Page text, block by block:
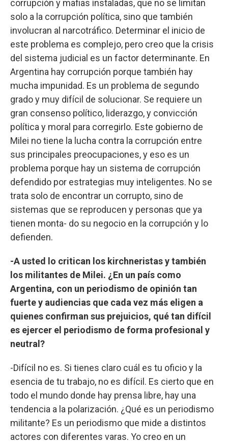
corrupción y mafias instaladas, que no se limitan
solo a la corrupción política, sino que también
involucran al narcotráfico. Determinar el inicio de
este problema es complejo, pero creo que la crisis
del sistema judicial es un factor determinante. En
Argentina hay corrupción porque también hay
mucha impunidad. Es un problema de segundo
grado y muy difícil de solucionar. Se requiere un
gran consenso político, liderazgo, y convicción
política y moral para corregirlo. Este gobierno de
Milei no tiene la lucha contra la corrupción entre
sus principales preocupaciones, y eso es un
problema porque hay un sistema de corrupción
defendido por estrategias muy inteligentes. No se
trata solo de encontrar un corrupto, sino de
sistemas que se reproducen y personas que ya
tienen monta- do su negocio en la corrupción y lo
defienden.
-A usted lo critican los kirchneristas y también
los militantes de Milei. ¿En un país como
Argentina, con un periodismo de opinión tan
fuerte y audiencias que cada vez más eligen a
quienes confirman sus prejuicios, qué tan difícil
es ejercer el periodismo de forma profesional y
neutral?
-Difícil no es. Si tienes claro cuál es tu oficio y la
esencia de tu trabajo, no es difícil. Es cierto que en
todo el mundo donde hay prensa libre, hay una
tendencia a la polarización. ¿Qué es un periodismo
militante? Es un periodismo que mide a distintos
actores con diferentes varas. Yo creo en un